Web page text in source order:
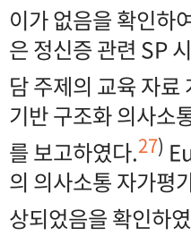
이가 없음을 확인하
은 정신증 관련 SP
담 주제의 교육 자
기반 구조화 의사
를 보고하였다.27)
의 의사소통 자가
상되었음을 확인하